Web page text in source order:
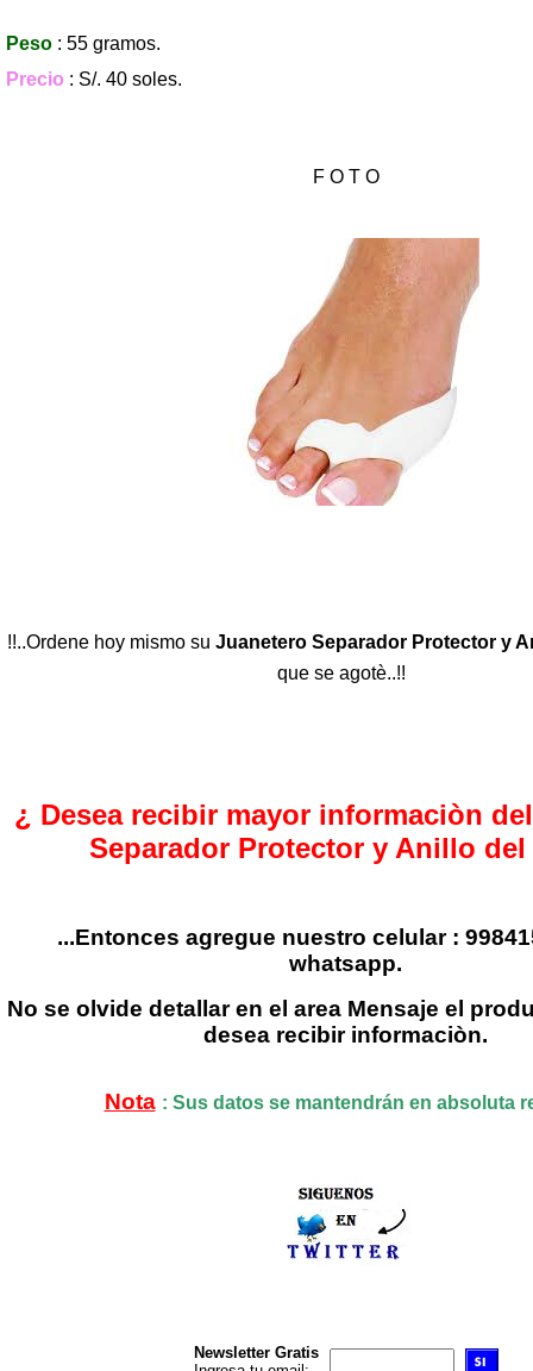
Peso : 55 gramos.
Precio : S/. 40 soles.
F O T O
!!..Ordene hoy mismo su Juanetero Separador Protector y
que se agotè..!!
¿ Desea recibir mayor informaciòn
Separador Protector y Anillo del
...Entonces agregue nuestro celular :
whatsapp.
No se olvide detallar en el area Mensaje el
desea recibir informaciòn.
Nota : Sus datos se mantendrán en absoluta
Newsletter Gratis